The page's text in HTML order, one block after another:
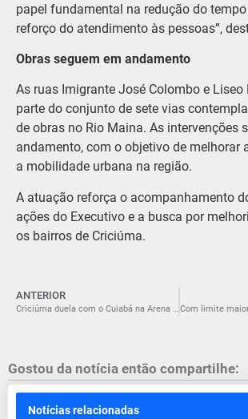
papel fundamental na redução do
reforço do atendimento às pessoas”,
Obras seguem em andamento
As ruas Imigrante José Colombo e
parte do conjunto de sete vias
de obras no Rio Maina. As intervenções
andamento, com o objetivo de melhorar
a mobilidade urbana na região.
A atuação reforça o acompanhamento
ações do Executivo e a busca por
os bairros de Criciúma.
ANTERIOR
Criciúma duela com o Cuiabá na Arena Pantanal
Gostou da notícia então compartilhe:
Notícias relacionadas